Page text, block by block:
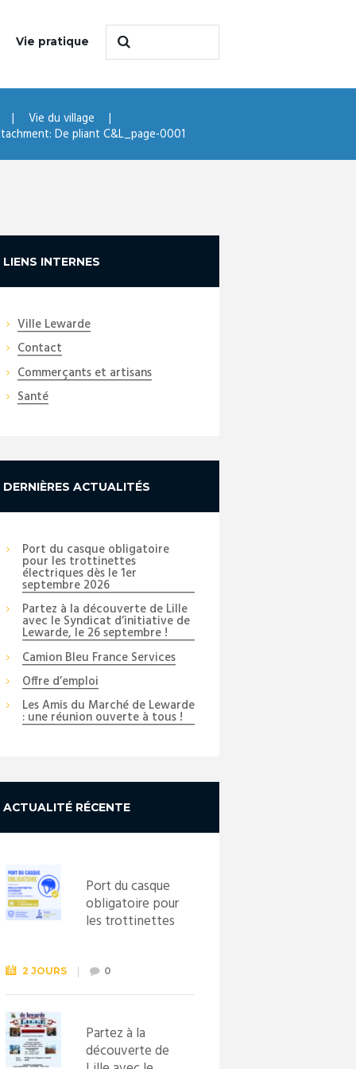
Vie pratique
Vie du village
De pliant C&L_page-0001
Next item
LIENS INTERNES
Ville Lewarde
Contact
Commerçants et artisans
Santé
DERNIÈRES ACTUALITÉS
Port du casque obligatoire
pour les trottinettes
électriques dès le 1er
septembre 2026
Partez à la découverte de Lille
avec le Syndicat d’initiative de
Lewarde, le 26 septembre !
Camion Bleu France Services
Offre d’emploi
Les Amis du Marché de Lewarde
: une réunion ouverte à tous !
ACTUALITÉ RÉCENTE
Port du casque
obligatoire pour
les trottinettes
septembre
2026
2 JOURS 0
Partez à la
découverte de